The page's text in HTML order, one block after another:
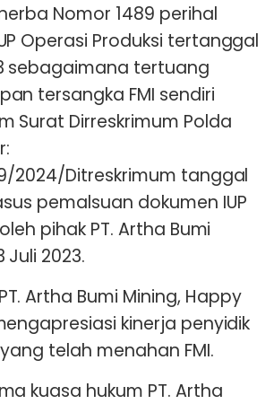
Nomor 1489 perihal
Operasi Produksi tertanggal
sebagaimana tertuang
tersangka FMI sendiri
Surat Dirreskrimum Polda
2024/Ditreskrimum tanggal
pemalsuan dokumen IUP
pihak PT. Artha Bumi
Juli 2023.
Artha Bumi Mining, Happy
kinerja penyidik
telah menahan FMI.
kuasa hukum PT. Artha